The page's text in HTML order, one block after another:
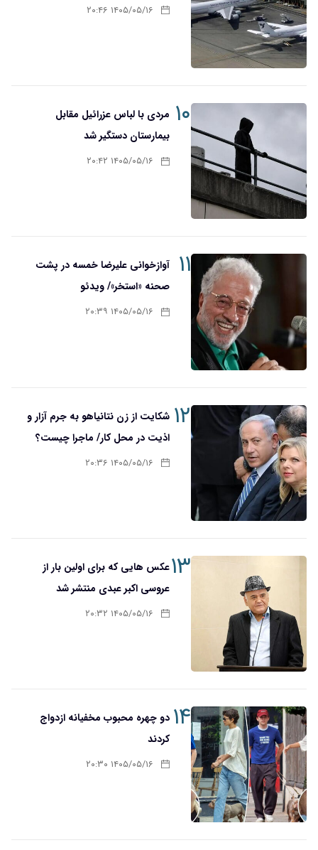
۱۴۰۵/۰۵/۱۶ ۲۰:۴۶
۱۰ مردی با لباس عزرائیل مقابل
بیمارستان دستگیر شد
۱۴۰۵/۰۵/۱۶ ۲۰:۴۲
۱۱
آوازخوانی علیرضا خمسه در پشت
صحنه «استخر»/ ویدئو
۱۴۰۵/۰۵/۱۶ ۲۰:۳۹
۱۲ شکایت از زن نتانیاهو به جرم آزار و
اذیت در محل کار/ ماجرا چیست؟
۱۴۰۵/۰۵/۱۶ ۲۰:۳۶
۱۳عکس هایی که برای اولین بار از
عروسی اکبر عبدی منتشر شد
۱۴۰۵/۰۵/۱۶ ۲۰:۳۲
۱۴ دو چهره محبوب مخفیانه ازدواج
کردند
۱۴۰۵/۰۵/۱۶ ۲۰:۳۰